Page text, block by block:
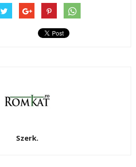
Szerk.